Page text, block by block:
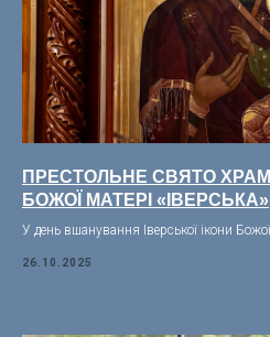
ПРЕСТОЛЬНЕ СВЯТО
БОЖОЇ МАТЕРІ «ІВЕРСЬКА»
У день вшанування Іверської ікони
26.10.2025